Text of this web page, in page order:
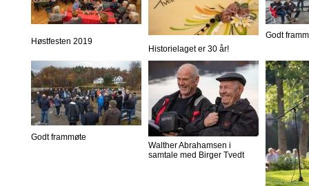
Høstfesten 2019
Historielaget er 30 år!
Godt
Godt frammøte
Walther Abrahamsen i
samtale med Birger Tvedt